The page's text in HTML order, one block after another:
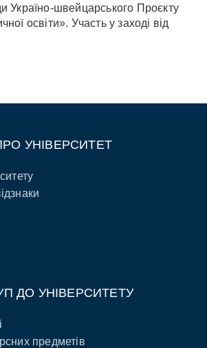
Україно-швейцарського Проєкту
освіти». Участь у заході від
УНІВЕРСИТЕТ
ДО УНІВЕРСИТЕТУ
предметів